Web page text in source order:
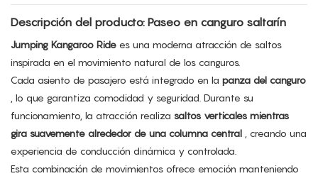
Descripción del producto: Paseo en canguro saltarín
Jumping Kangaroo Ride es una moderna atracción de saltos
inspirada en el movimiento natural de los canguros.
Cada asiento de pasajero está integrado en la panza del canguro
, lo que garantiza comodidad y seguridad. Durante su
funcionamiento, la atracción realiza saltos verticales mientras
gira suavemente alrededor de una columna central , creando una
experiencia de conducción dinámica y controlada.
Esta combinación de movimientos ofrece emoción manteniendo